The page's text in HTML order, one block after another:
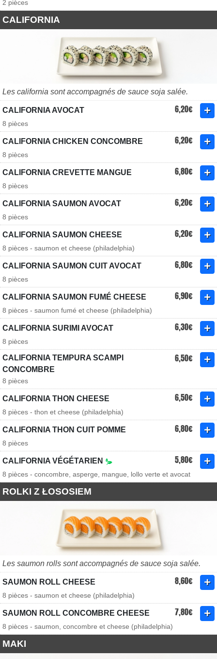
2 pièces
CALIFORNIA
Les california sont accompagnés de sauce soja salée.
CALIFORNIA AVOCAT 6,20€
8 pièces
CALIFORNIA CHICKEN CONCOMBRE 6,20€
8 pièces
CALIFORNIA CREVETTE MANGUE 6,80€
8 pièces
CALIFORNIA SAUMON AVOCAT 6,20€
8 pièces
CALIFORNIA SAUMON CHEESE 6,20€
8 pièces - saumon et cheese (philadelphia)
CALIFORNIA SAUMON CUIT AVOCAT 6,80€
8 pièces
CALIFORNIA SAUMON FUMÉ CHEESE 6,90€
8 pièces - saumon fumé et cheese (philadelphia)
CALIFORNIA SURIMI AVOCAT 6,30€
8 pièces
CALIFORNIA TEMPURA SCAMPI
CONCOMBRE
6,50€
8 pièces
CALIFORNIA THON CHEESE 6,50€
8 pièces - thon et cheese (philadelphia)
CALIFORNIA THON CUIT POMME 6,80€
8 pièces
CALIFORNIA VÉGÉTARIEN 5,80€
8 pièces - concombre, asperge, mangue, lollo verte et avocat
ROLKI Z ŁOSOSIEM
Les saumon rolls sont accompagnés de sauce soja salée.
SAUMON ROLL CHEESE 8,60€
8 pièces - saumon et cheese (philadelphia)
SAUMON ROLL CONCOMBRE CHEESE 7,80€
8 pièces - saumon, concombre et cheese (philadelphia)
MAKI